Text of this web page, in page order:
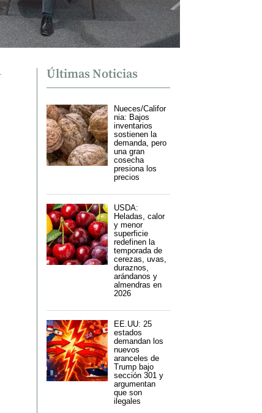
Últimas Noticias
Nueces/Califor
nia: Bajos
inventarios
sostienen la
demanda, pero
una gran
cosecha
presiona los
precios
USDA:
Heladas, calor
y menor
superficie
redefinen la
temporada de
cerezas, uvas,
duraznos,
arándanos y
almendras en
2026
EE.UU: 25
estados
demandan los
nuevos
aranceles de
Trump bajo
sección 301 y
argumentan
que son
ilegales